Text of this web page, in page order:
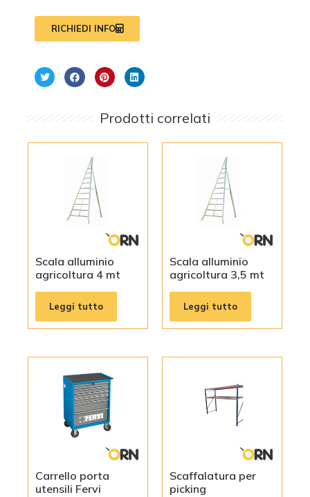
RICHIEDI INFO
Prodotti correlati
Scala alluminio
agricoltura 4 mt
Leggi tutto
Scala alluminio
agricoltura 3,5 mt
Leggi tutto
Carrello porta
utensili Fervi
Scaffalatura per
picking